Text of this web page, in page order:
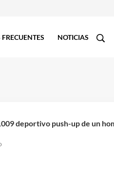
NOTICIAS
deportivo push-up de un